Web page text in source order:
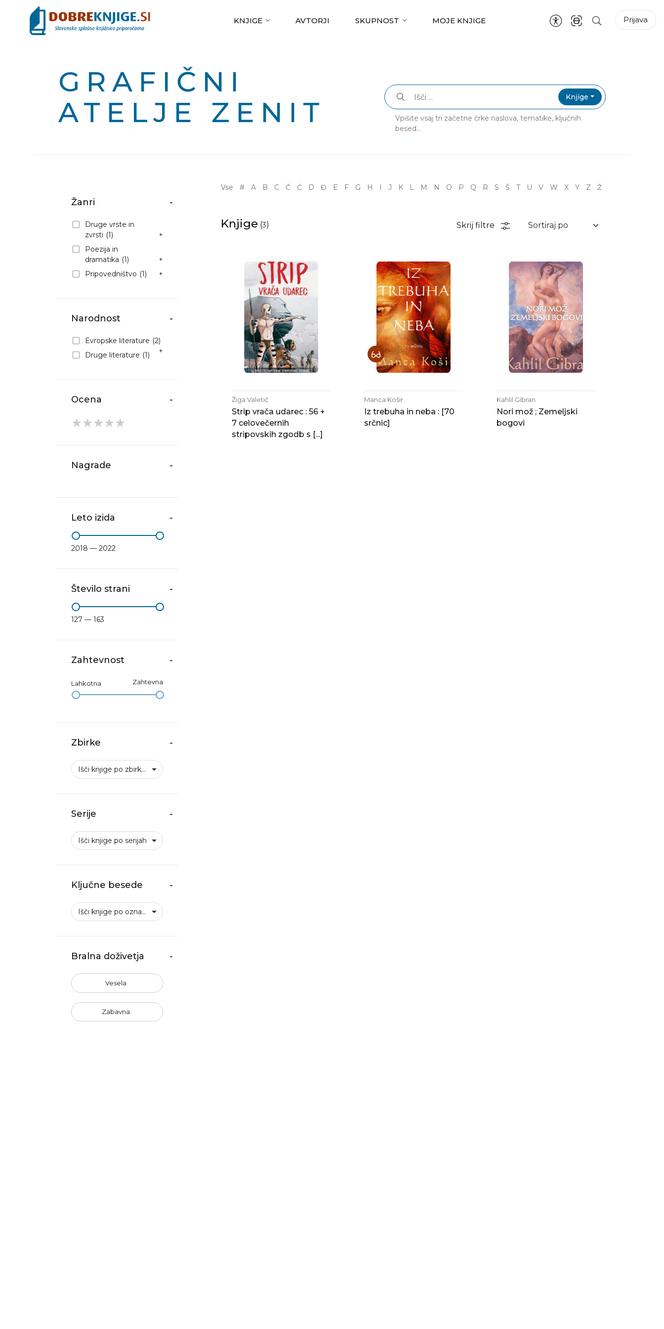
KNJIGE AVTORJI SKUPNOST MOJE KNJIGE Prijava
GRAFIČNI
ATELJE ZENIT
Knjige
Vpišite vsaj tri začetne črke naslova, tematike, ključnih
besed...
Žanri -
Druge vrste in
zvrsti (1)
+
Poezija in
dramatika (1)
+
Pripovedništvo (1) +
Narodnost -
Evropske literature (2)
+
Druge literature (1)
Ocena -
★
★
★
★
★
Nagrade -
Leto izida -
2018 — 2022
Število strani -
127 — 163
Zahtevnost -
Lahkotna Zahtevna
Zbirke -
Išči knjige po zbirkah
Serije -
Išči knjige po serijah
Ključne besede -
Išči knjige po oznakah
Bralna doživetja -
Vesela
Zabavna
Vse # A B C Č Ć D Đ E F G H I J K L M N O P Q R S Š T U V W X Y Z Ž
Knjige (3) Skrij filtre
Žiga Valetič
Strip vrača udarec : 56 +
7 celovečernih
stripovskih zgodb s [...]
Manca Košir
Iz trebuha in neba : [70
srčnic]
Kahlil Gibran
Nori mož ; Zemeljski
bogovi